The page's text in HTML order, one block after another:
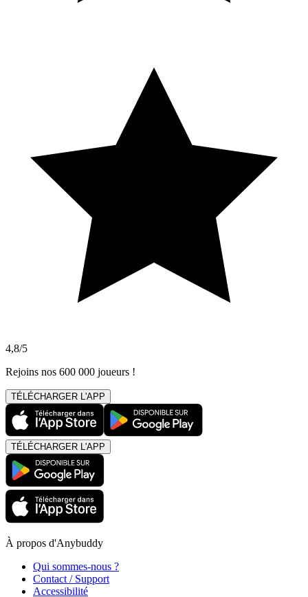
4,8/5
Rejoins nos 600 000 joueurs !
TÉLÉCHARGER L'APP
TÉLÉCHARGER L'APP
À propos d'Anybuddy
Qui sommes-nous ?
Contact / Support
Accessibilité